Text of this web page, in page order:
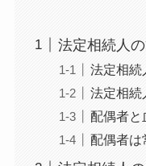
法定相続人
法定相続
法定相続
配偶者と
配偶者は